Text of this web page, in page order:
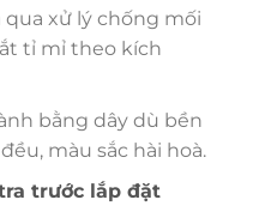
xử lý chống mối
tỉ mỉ theo kích
bằng dây dù bền
màu sắc hài hoà.
trước lắp đặt